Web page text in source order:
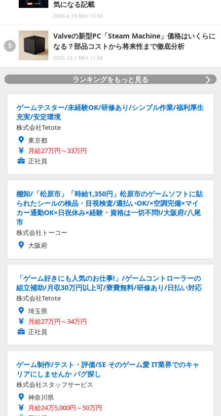
気になる記載
2024.4.15 Mon 10:59
Valveの新型PC「Steam Machine」価格はいくらに
なる？部品コストから将来性まで徹底分析
2025.12.1 Mon 11:56
ランキングをもっと見る
ゲームテスター/未経験OK/研修あり/シンプル作業/福利厚生
充実/安定環境
株式会社Tetote
東京都
月給27万円～33万円
正社員
棚卸/「松原市」「時給1,350円」松原市のゲームソフトに貼
られたシールの検品・目視検査/週払いOK/×空調完備×マイ
カー通勤OK×日祝休み×経験・資格は一切不問!/大阪府/八尾
市
株式会社トーコー
大阪府
「ゲーム好きにも人気のお仕事!」/ゲームコントローラーの
組立補助/月収30万円以上可/寮費無料/研修あり/日払い対応
株式会社Tetote
埼玉県
月給27万円～34万円
正社員
ゲーム制作/テスト・評価/SE そのゲーム愛 IT業界でのキャ
リアにしませんか バグ探し
株式会社スタッフサービス
神奈川県
月給24万5,000円～50万円